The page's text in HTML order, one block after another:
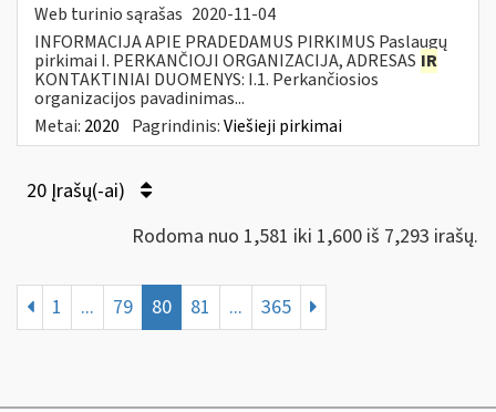
Web turinio sąrašas 2020-11-04
INFORMACIJA APIE PRADEDAMUS PIRKIMUS Paslaugų
pirkimai I. PERKANČIOJI ORGANIZACIJA, ADRESAS IR
KONTAKTINIAI DUOMENYS: I.1. Perkančiosios
organizacijos pavadinimas...
Metai: 2020 Pagrindinis:Viešieji pirkimai
20 Įrašų(-ai)
Rodoma nuo 1,581 iki 1,600 iš 7,293 irašų.
1 ... 79 80 81 ... 365